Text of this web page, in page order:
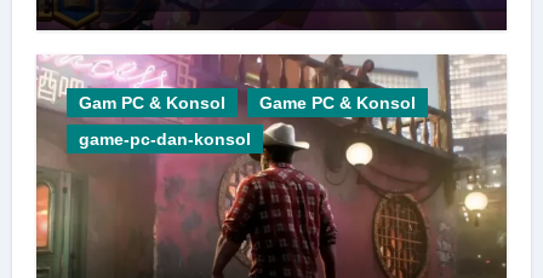
Gam PC & Konsol
Game PC & Konsol
game-pc-dan-konsol